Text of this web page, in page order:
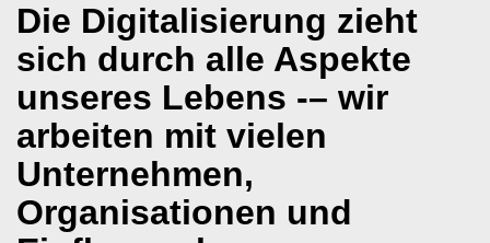
Die Digitalisierung zieht
sich durch alle Aspekte
unseres Lebens -– wir
arbeiten mit vielen
Unternehmen,
Organisationen und